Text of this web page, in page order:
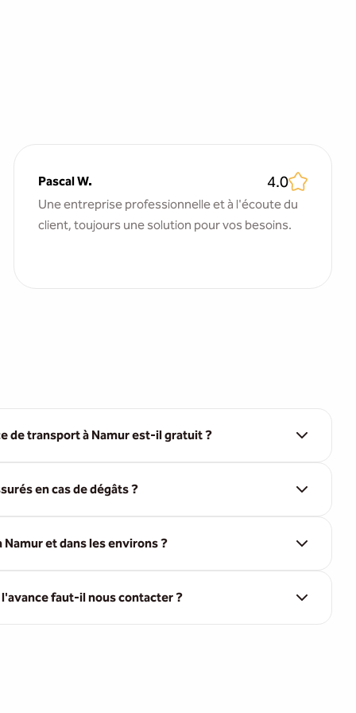
Pascal W. 4.0
Une entreprise professionnelle et à l'écoute du
client, toujours une solution pour vos besoins.
de transport à Namur est-il gratuit ?
en cas de dégâts ?
et dans les environs ?
faut-il nous contacter ?